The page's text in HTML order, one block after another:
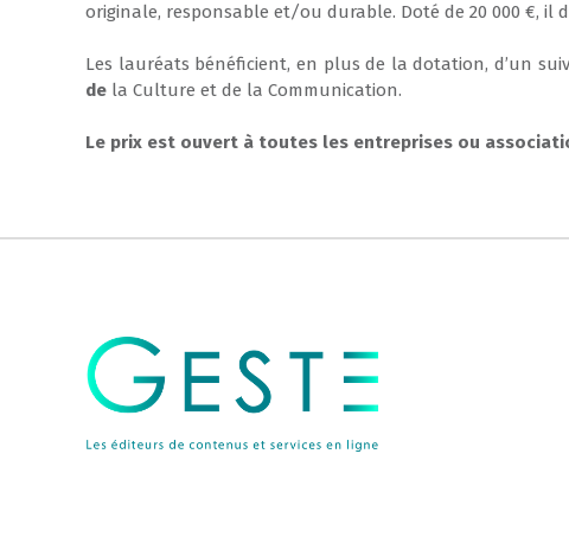
originale, responsable et/ou durable. Doté de 20 000 €, il
Les lauréats bénéficient, en plus de la dotation, d’un
de la Culture et de la Communication.
Le prix est ouvert à toutes les entreprises ou